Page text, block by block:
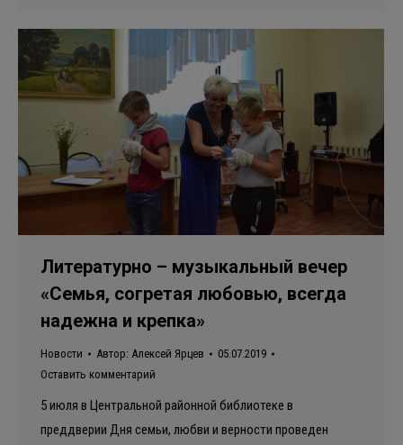
Литературно – музыкальный вечер
«Семья, согретая любовью, всегда
надежна и крепка»
Новости Автор: Алексей Ярцев
05.07.2019
Оставить комментарий
5 июля в Центральной районной библиотеке в
преддверии Дня семьи, любви и верности проведен